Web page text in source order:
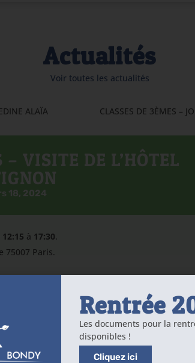
Actualités
Voir toutes les actualités
ALAÏA
VISITE DE L’HÔTEL
18, 2024
12:15 à 17:30.
75007 Paris.
Rentrée
Les documents pour la
disponibles !
Cliquez ici